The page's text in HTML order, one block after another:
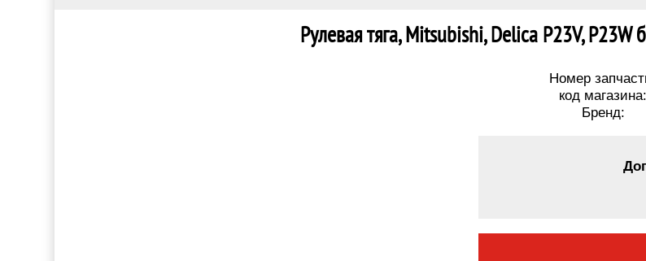
Рулевая тяга, Mitsubishi, Delica P23V, P23W
Номер
код магазина:
Бренд: